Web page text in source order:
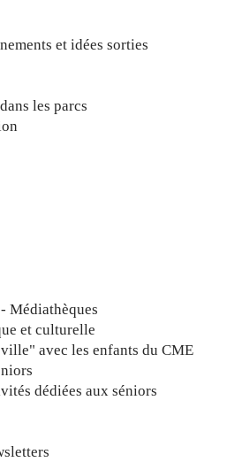
et idées sorties
les parcs
Médiathèques
et culturelle
avec les enfants du CME
dédiées aux séniors